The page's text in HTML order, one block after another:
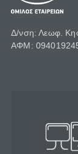
Δ/νση: Λεωφ.
ΑΦΜ: